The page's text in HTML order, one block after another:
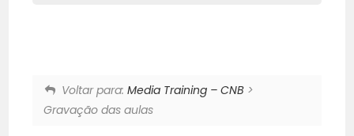
Voltar para: Media Training – CNB>
Gravação das aulas